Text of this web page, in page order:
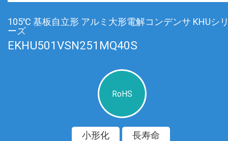
105℃ 基板自立形 アルミ大形電解コンデンサ KHUシ
ーズ
EKHU501VSN251MQ40S
RoHS
小形化 長寿命